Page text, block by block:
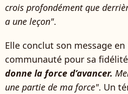
crois profondément que
a une leçon".
Elle conclut son message
communauté pour sa
donne la force d’avancer.
une partie de ma force". Un